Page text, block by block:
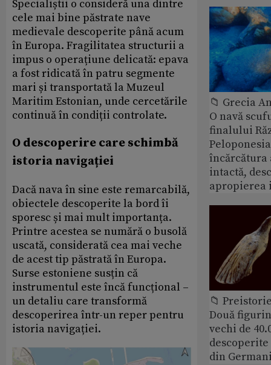
Specialiștii o consideră una dintre
cele mai bine păstrate nave
medievale descoperite până acum
în Europa. Fragilitatea structurii a
impus o operațiune delicată: epava
a fost ridicată în patru segmente
mari și transportată la Muzeul
Maritim Estonian, unde cercetările
continuă în condiții controlate.
O descoperire care schimbă
istoria navigației
Dacă nava în sine este remarcabilă,
obiectele descoperite la bord îi
sporesc și mai mult importanța.
Printre acestea se numără o busolă
uscată, considerată cea mai veche
de acest tip păstrată în Europa.
Surse estoniene susțin că
instrumentul este încă funcțional –
un detaliu care transformă
descoperirea într-un reper pentru
istoria navigației.
📁 Grecia
O navă
finalului
încărcătura
intactă,
apropierea
📁
Două
vechi de
din